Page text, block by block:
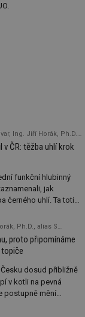
Jiří Horák, Ph.D., alias SMOKEMAN
v ČR: těžba uhlí krok
funkční hlubinný
jak
černého uhlí. Ta totiž
nejspíš nikdo nikdy
vyučený horník Ing.
Ph.D.
Ostrava, Centrum energetických a environmentálních technologií (CEET), Výzkumné energetické centrum (VEC)
proto připomínáme
dosud přibližně
v kotli na pevná
postupně mění